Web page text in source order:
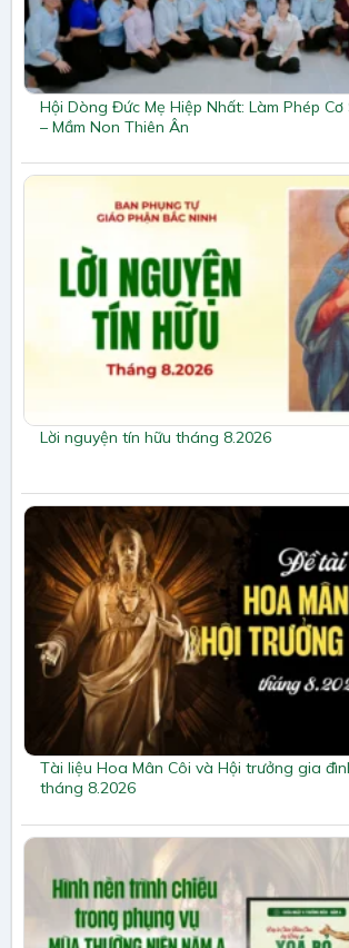
Hội Dòng Đức Mẹ Hiệp Nhất: Làm Phép Cơ
– Mầm Non Thiên Ân
Lời nguyện tín hữu tháng 8.2026
Tài liệu Hoa Mân Côi và Hội trưởng gia
tháng 8.2026